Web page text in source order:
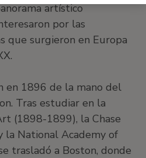
artístico
por las
que surgieron en Europa
en 1896 de la mano del
Tras estudiar en la
(1898-1899), la Chase
la National Academy of
trasladó a Boston, donde